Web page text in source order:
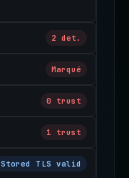
2 det.
Marqué
0 trust
1 trust
Stored TLS valid